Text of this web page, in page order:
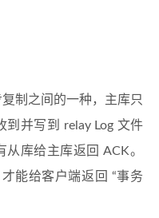
制之间的一种，主库只
并写到 relay Log 文件
库给主库返回 ACK。
能给客户端返回 “事务